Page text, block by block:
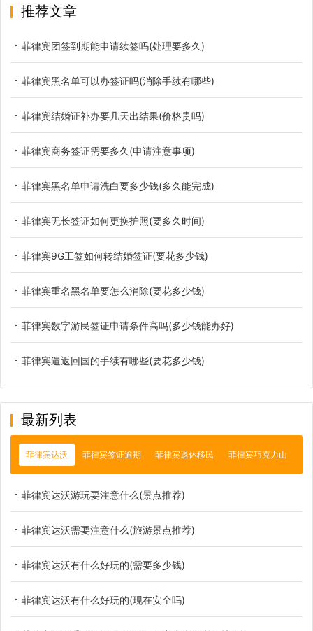
推荐文章
菲律宾团签到期能申请续签吗(处理要多久)
菲律宾黑名单可以办签证吗(消除手续有哪些)
菲律宾结婚证补办要几天出结果(价格贵吗)
菲律宾商务签证需要多久(申请注意事项)
菲律宾黑名单申请洗白要多少钱(多久能完成)
菲律宾无长签证如何更换护照(要多久时间)
菲律宾9G工签如何转结婚签证(要花多少钱)
菲律宾重名黑名单要怎么消除(要花多少钱)
菲律宾数字游民签证申请条件高吗(多少钱能办好)
菲律宾遣返回国的手续有哪些(要花多少钱)
最新列表
菲律宾达沃 菲律宾签证逾期 菲律宾退休移民 菲律宾巧克力山
菲律宾达沃游玩要注意什么(景点推荐)
菲律宾达沃需要注意什么(旅游景点推荐)
菲律宾达沃有什么好玩的(需要多少钱)
菲律宾达沃有什么好玩的(现在安全吗)